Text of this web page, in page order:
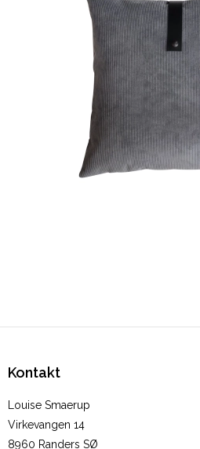
Kontakt
Louise Smaerup
Virkevangen 14
8960 Randers SØ